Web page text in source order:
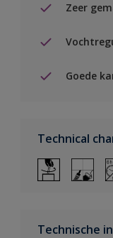
Zeer
Goede
Technical
Technische